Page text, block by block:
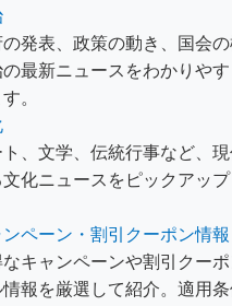
の発表、政策の動き、国会
の最新ニュースをわかりや
。
ト、文学、伝統行事など、
化ニュースをピックアッ
ンペーン・割引クーポン情報
なキャンペーンや割引クー
情報を厳選して紹介。適用